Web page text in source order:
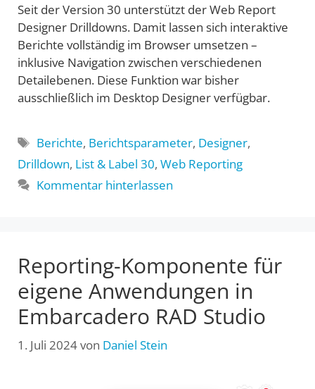
Seit der Version 30 unterstützt der Web Report
Designer Drilldowns. Damit lassen sich interaktive
Berichte vollständig im Browser umsetzen –
inklusive Navigation zwischen verschiedenen
Detailebenen. Diese Funktion war bisher
ausschließlich im Desktop Designer verfügbar.
Schlagwörter
Berichte, Berichtsparameter, Designer,
Drilldown, List & Label 30, Web Reporting
Kommentar hinterlassen
Reporting-Komponente für
eigene Anwendungen in
Embarcadero RAD Studio
1. Juli 2024von Daniel Stein